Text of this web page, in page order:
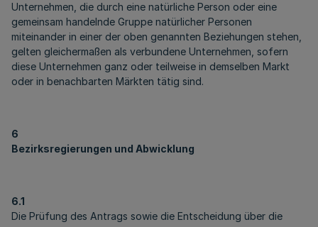
Unternehmen, die durch eine natürliche Person oder eine
gemeinsam handelnde Gruppe natürlicher Personen
miteinander in einer der oben genannten Beziehungen stehen,
gelten gleichermaßen als verbundene Unternehmen, sofern
diese Unternehmen ganz oder teilweise in demselben Markt
oder in benachbarten Märkten tätig sind.
6
Bezirksregierungen und Abwicklung
6.1
Die Prüfung des Antrags sowie die Entscheidung über die